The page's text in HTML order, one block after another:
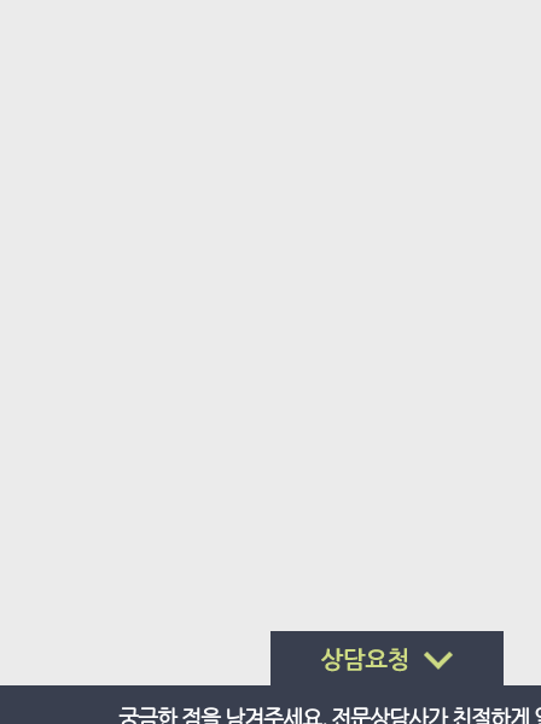
궁금한 점을 남겨주세요. 전문상담사가 친절하게